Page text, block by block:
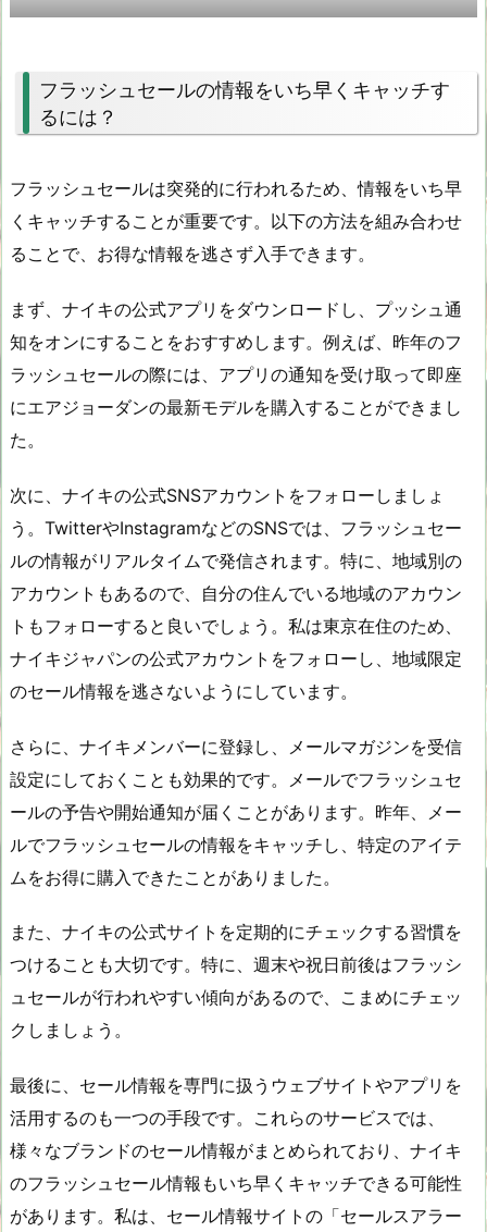
フラッシュセールの情報をいち早くキャッチす
るには？
フラッシュセールは突発的に行われるため、情報をいち早
くキャッチすることが重要です。以下の方法を組み合わせ
ることで、お得な情報を逃さず入手できます。
まず、ナイキの公式アプリをダウンロードし、プッシュ通
知をオンにすることをおすすめします。例えば、昨年のフ
ラッシュセールの際には、アプリの通知を受け取って即座
にエアジョーダンの最新モデルを購入することができまし
た。
次に、ナイキの公式SNSアカウントをフォローしましょ
う。TwitterやInstagramなどのSNSでは、フラッシュセー
ルの情報がリアルタイムで発信されます。特に、地域別の
アカウントもあるので、自分の住んでいる地域のアカウン
トもフォローすると良いでしょう。私は東京在住のため、
ナイキジャパンの公式アカウントをフォローし、地域限定
のセール情報を逃さないようにしています。
さらに、ナイキメンバーに登録し、メールマガジンを受信
設定にしておくことも効果的です。メールでフラッシュセ
ールの予告や開始通知が届くことがあります。昨年、メー
ルでフラッシュセールの情報をキャッチし、特定のアイテ
ムをお得に購入できたことがありました。
また、ナイキの公式サイトを定期的にチェックする習慣を
つけることも大切です。特に、週末や祝日前後はフラッシ
ュセールが行われやすい傾向があるので、こまめにチェッ
クしましょう。
最後に、セール情報を専門に扱うウェブサイトやアプリを
活用するのも一つの手段です。これらのサービスでは、
様々なブランドのセール情報がまとめられており、ナイキ
のフラッシュセール情報もいち早くキャッチできる可能性
があります。私は、セール情報サイトの「セールスアラー